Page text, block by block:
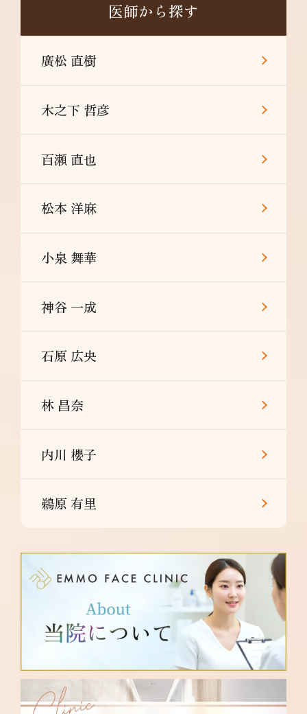
医師から探す
廣松 直樹
木之下 哲彦
百瀬 直也
松本 洋麻
小泉 舞華
神谷 一成
石原 広央
林 昌奈
内川 櫻子
鵜原 有里